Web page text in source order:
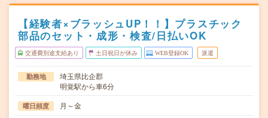
【経験者×ブラッシュUP！！】プラスチック
部品のセット・成形・検査/日払いOK
交通費別途支給あり 土日祝日が休み WEB登録OK 派遣
勤務地
埼玉県比企郡
明覚駅から車6分
曜日頻度 月～金